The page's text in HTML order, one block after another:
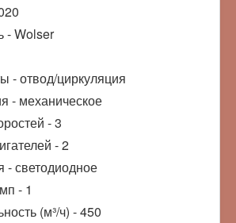
- Wolser
- отвод/циркуляция
- механическое
- 3
- 2
- светодиодное
- 1
(м³/ч) - 450